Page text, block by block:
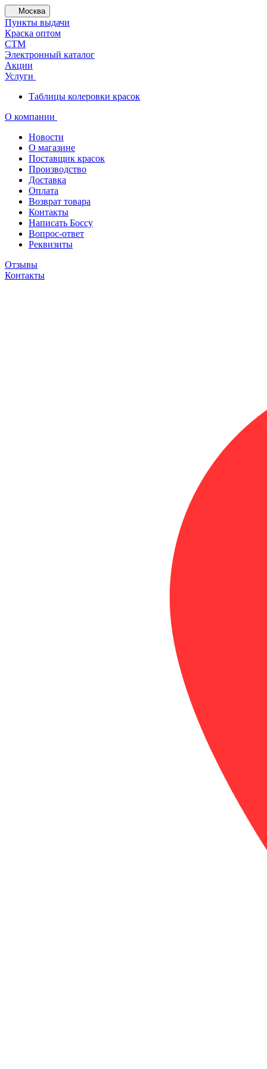
Москва
Пункты выдачи
Краска оптом
СТМ
Электронный каталог
Акции
Услуги
Таблицы колеровки красок
О компании
Новости
О магазине
Поставщик красок
Производство
Доставка
Оплата
Возврат товара
Контакты
Написать Боссу
Вопрос-ответ
Реквизиты
Отзывы
Контакты